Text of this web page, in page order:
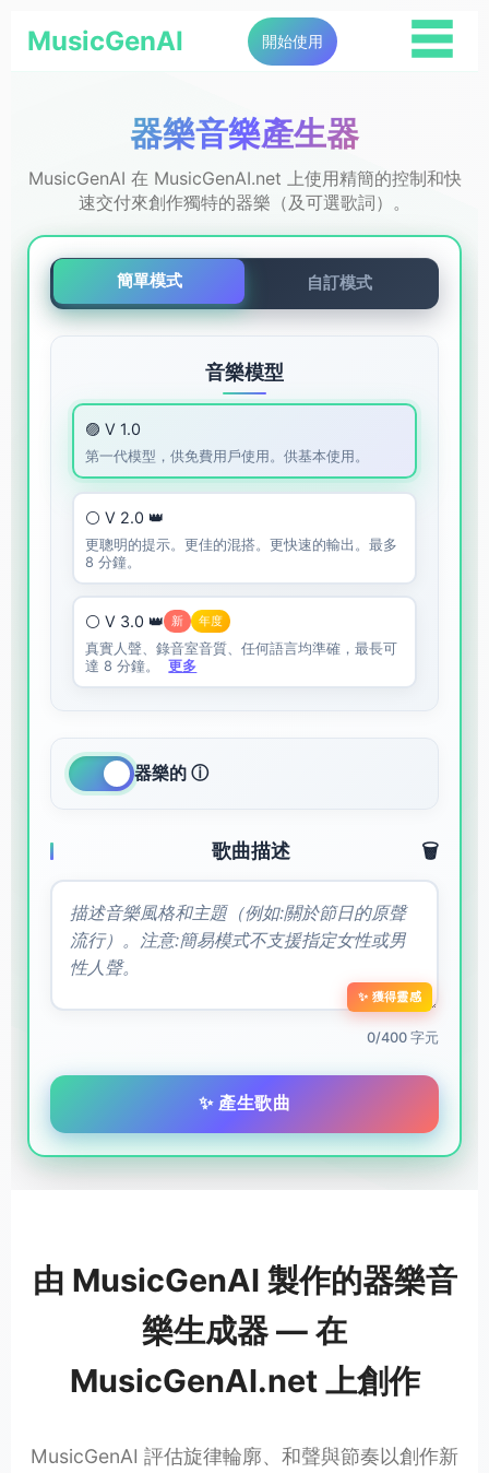
MusicGenAI 開始使用 ☰
器樂音樂產生器
MusicGenAI 在 MusicGenAI.net 上使用精簡的控制和快
速交付來創作獨特的器樂（及可選歌詞）。
簡單模式 自訂模式
音樂模型
🟣 V 1.0
第一代模型，供免費用戶使用。供基本使用。
⚪ V 2.0 👑
更聰明的提示。更佳的混搭。更快速的輸出。最多
8 分鐘。
⚪ V 3.0 👑 新 年度
真實人聲、錄音室音質、任何語言均準確，最長可
達 8 分鐘。
更多
器樂的 ⓘ
歌曲描述 🗑️
✨ 獲得靈感
0/400 字元
✨ 產生歌曲
由 MusicGenAI 製作的器樂音
樂生成器 — 在
MusicGenAI.net 上創作
MusicGenAI 評估旋律輪廓、和聲與節奏以創作新